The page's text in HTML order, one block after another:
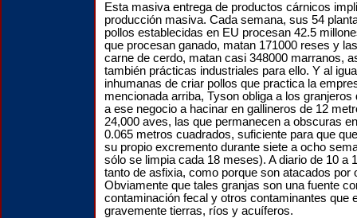
Esta masiva entrega de productos cárnicos
producción masiva. Cada semana, sus 54
pollos establecidas en EU procesan 42.5
que procesan ganado, matan 171000 reses y
carne de cerdo, matan casi 348000 marranos,
también prácticas industriales para ello. Y al
inhumanas de criar pollos que practica la
mencionada arriba, Tyson obliga a los granjeros
a ese negocio a hacinar en gallineros de 12
24,000 aves, las que permanecen a obscuras
0.065 metros cuadrados, suficiente para que
su propio excremento durante siete a ocho
sólo se limpia cada 18 meses). A diario de 10 a
tanto de asfixia, como porque son atacados por
Obviamente que tales granjas son una fuente
contaminación fecal y otros contaminantes que
gravemente tierras, ríos y acuíferos.